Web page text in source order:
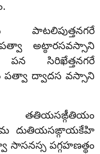
అట్ఠారసవస్సాని
సిరిఖేత్తనగరే
పత్వా ద్వాదస వస్సాని
దుతియసఙ్గాయకేహి
సాసనస్స పగ్గహణత్థం